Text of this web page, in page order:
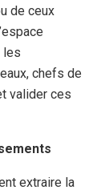
de ceux
les
chefs de
valider ces
extraire la